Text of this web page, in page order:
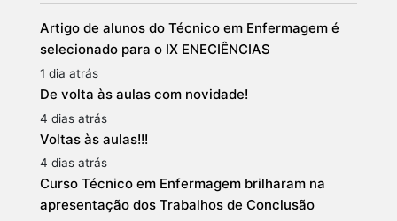
Artigo de alunos do Técnico em Enfermagem é
selecionado para o IX ENECIÊNCIAS
1 dia atrás
De volta às aulas com novidade!
4 dias atrás
Voltas às aulas!!!
4 dias atrás
Curso Técnico em Enfermagem brilharam na
apresentação dos Trabalhos de Conclusão